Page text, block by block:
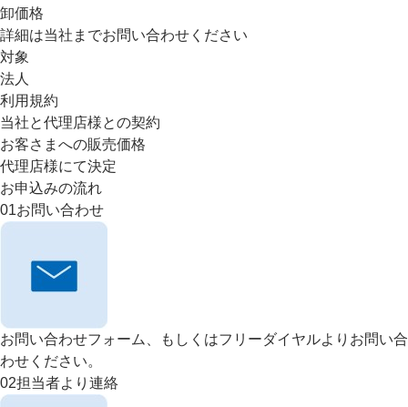
卸価格
詳細は当社までお問い合わせください
対象
法人
利用規約
当社と代理店様との契約
お客さまへの販売価格
代理店様にて決定
お申込みの流れ
01お問い合わせ
お問い合わせフォーム、もしくはフリーダイヤルよりお問い合
わせください。
02担当者より連絡